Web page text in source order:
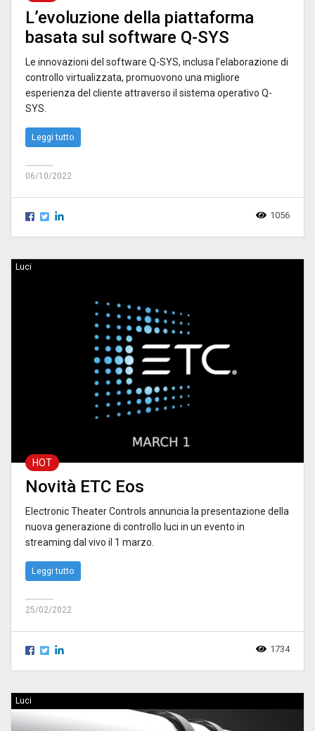
L’evoluzione della piattaforma
basata sul software Q-SYS
Le innovazioni del software Q-SYS, inclusa l’elaborazione di
controllo virtualizzata, promuovono una migliore
esperienza del cliente attraverso il sistema operativo Q-
SYS.
Leggi tutto
06/10/2022
1056
Luci
HOT
Novità ETC Eos
Electronic Theater Controls annuncia la presentazione della
nuova generazione di controllo luci in un evento in
streaming dal vivo il 1 marzo.
Leggi tutto
25/02/2022
1734
Luci